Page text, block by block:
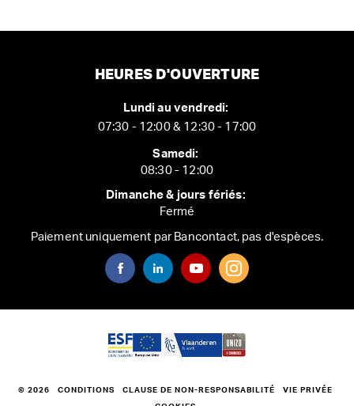
HEURES D'OUVERTURE
Lundi au vendredi:
07:30 - 12:00 & 12:30 - 17:00
Samedi:
08:30 - 12:00
Dimanche & jours fériés:
Fermé
Paiement uniquement par Bancontact, pas d'espèces.
© 2026 CONDITIONS CLAUSE DE NON-RESPONSABILITÉ VIE PRIVÉE